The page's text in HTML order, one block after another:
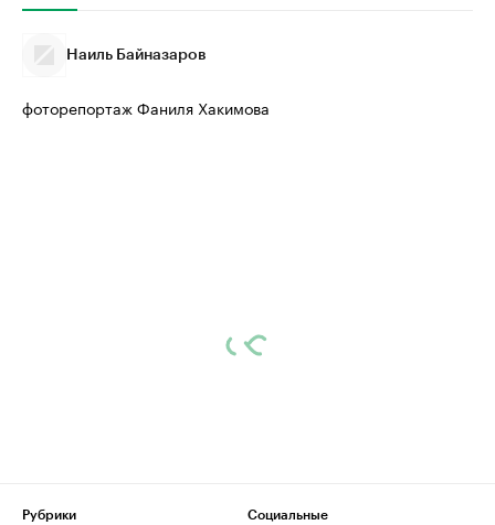
Наиль Байназаров
фоторепортаж Фаниля Хакимова
Рубрики
Социальные